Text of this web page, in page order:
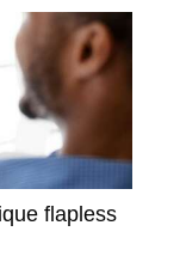
flapless